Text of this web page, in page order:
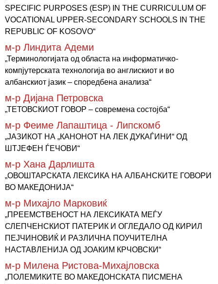
SPECIFIC PURPOSES (ESP) IN THE CURRICULUM OF
VOCATIONAL UPPER-SECONDARY SCHOOLS IN THE
REPUBLIC OF KOSOVO“
м-р Линдита Адеми
„Терминологијата од областа на информатичко-
компјутерската технологија во англискиот и во
албанскиот јазик – споредбена анализа“
м-р Дијана Петровска
„ТЕТОВСКИОТ ГОВОР – современа состојба“
м-р Феиме Лапаштица - Липскомб
„ЈАЗИКОТ НА „КАНОНОТ НА ЛЕК ДУКАЃИНИ“ ОД
ШТЈЕФЕН ЃЕЧОВИ“
м-р Хана Дарлишта
„ОВОШТАРСКАТА ЛЕКСИКА НА АЛБАНСКИТЕ ГОВОРИ
ВО МАКЕДОНИЈА“
м-р Михајло Марковиќ
„ПРEЕМСТВЕНОСТ НА ЛЕКСИКАТА МЕЃУ
СЛЕПЧЕНСКИОТ ПАТЕРИК И ОГЛЕДАЛО ОД КИРИЛ
ПЕЈЧИНОВИЌ И РАЗЛИЧНА ПОУЧИТЕЛНА
НАСТАВЛЕНИЈА ОД ЈОАКИМ КРЧОВСКИ“
м-р Милена Ристова-Михајловска
„ПОЛЕМИКИТЕ ВО МАКЕДОНСКАТА ПИСМЕНА